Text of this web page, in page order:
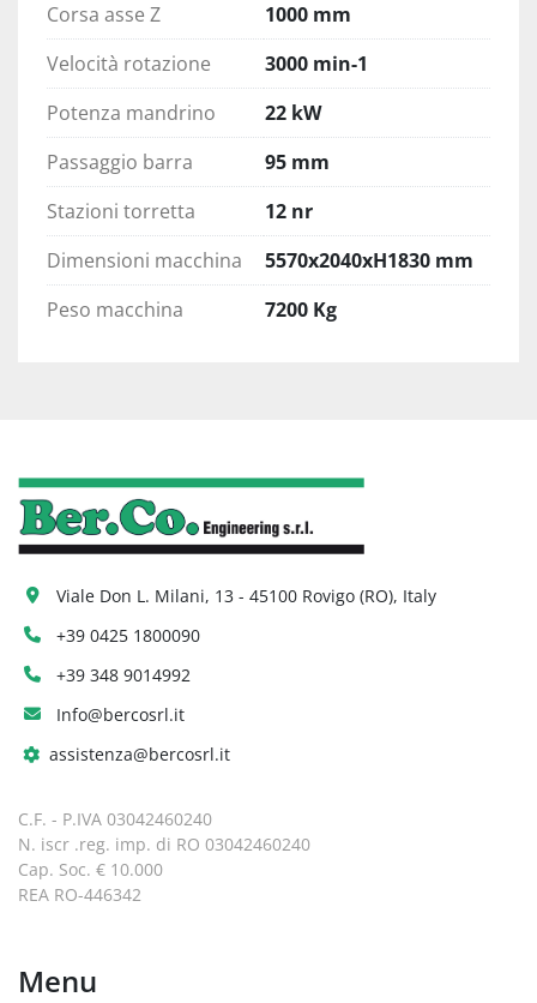
Corsa asse Z
1000 mm
Velocità rotazione
3000 min-1
Potenza mandrino
22 kW
Passaggio barra
95 mm
Stazioni torretta
12 nr
Dimensioni macchina
5570x2040xH1830 mm
Peso macchina
7200 Kg
Viale Don L. Milani, 13 - 45100 Rovigo (RO), Italy
+39 0425 1800090
+39 348 9014992
Info@bercosrl.it
assistenza@bercosrl.it
C.F. - P.IVA 03042460240
N. iscr .reg. imp. di RO 03042460240
Cap. Soc. € 10.000
REA RO-446342
Menu